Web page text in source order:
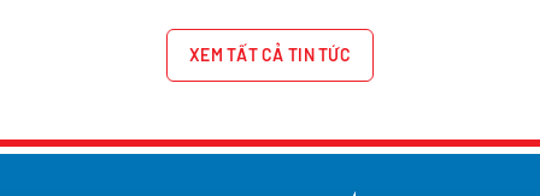
XEM TẤT CẢ TIN TỨC